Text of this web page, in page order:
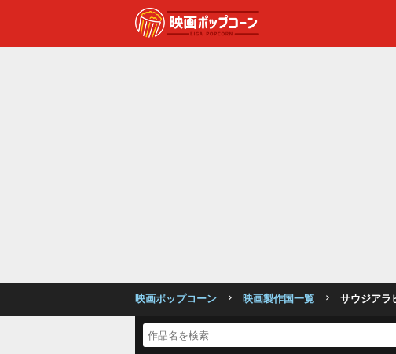
映画ポップコーン 映画製作国一覧 サウジアラ